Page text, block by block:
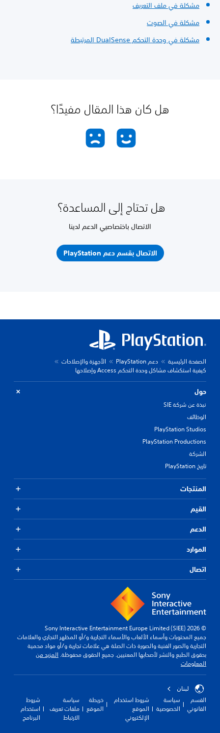
مشكلة في ملف التعريف
مشكلة في الصوت
مشكلة في وحدة التحكم DualSense المرتبطة
هل كان هذا المقال مفيدًا؟
هل تحتاج إلى المساعدة؟
الاتصال باختصاصيي الدعم لدينا
الاتصال بقسم دعم PlayStation
الصفحة الرئيسية دعم PlayStation
الأجهزة والإصلاحات
كيفية استكشاف مشاكل وحدة التحكم Access وإصلاحها
حول
نبذة عن شركة SIE
الوظائف
PlayStation Studios
PlayStation Productions
الشركة
تاريخ PlayStation
المنتجات
القيم
الدعم
الموارد
اتصال
© 2026 Sony Interactive Entertainment Europe Limited (SIEE)
جميع المحتويات وأسماء الألعاب والأسماء التجارية و/أو المظهر التجاري والعلامات
التجارية والصور الفنية والصورة ذات الصلة هي علامات تجارية و/أو مواد محمية
بحقوق الطبع والنشر لأصحابها المعنيين. جميع الحقوق محفوظة. المزيد من
المعلومات
لبنان
القسم
القانوني
سياسة
الخصوصية
شروط استخدام
الموقع
الإلكتروني
خريطة
الموقع
سياسة
ملفات تعريف
الارتباط
شروط
استخدام
البرنامج